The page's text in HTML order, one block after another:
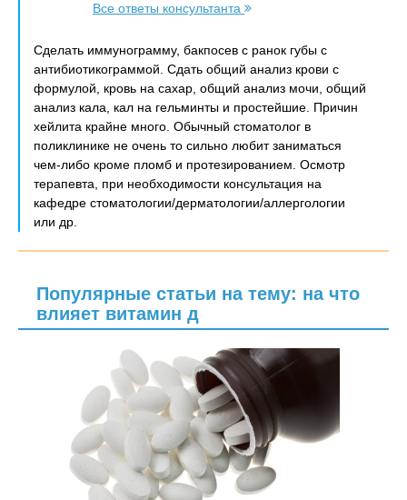
Все ответы консультанта
Сделать иммунограмму, бакпосев с ранок губы с
антибиотикограммой. Сдать общий анализ крови с
формулой, кровь на сахар, общий анализ мочи, общий
анализ кала, кал на гельминты и простейшие. Причин
хейлита крайне много. Обычный стоматолог в
поликлинике не очень то сильно любит заниматься
чем-либо кроме пломб и протезированием. Осмотр
терапевта, при необходимости консультация на
кафедре стоматологии/дерматологии/аллергологии
или др.
Популярные статьи на тему: на что
влияет витамин д